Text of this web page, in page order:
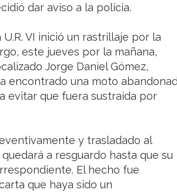
dar aviso a la policía.
VI inició un rastrillaje por la
este jueves por la mañana,
Jorge Daniel Gómez,
encontrado una moto
evitar que fuera sustraída por
y trasladado al
a resguardo hasta que su
El hecho fue
que haya sido un